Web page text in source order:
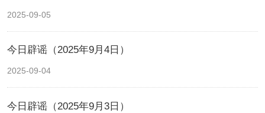
2025-09-05
今日辟谣（2025年9月4日）
2025-09-04
今日辟谣（2025年9月3日）